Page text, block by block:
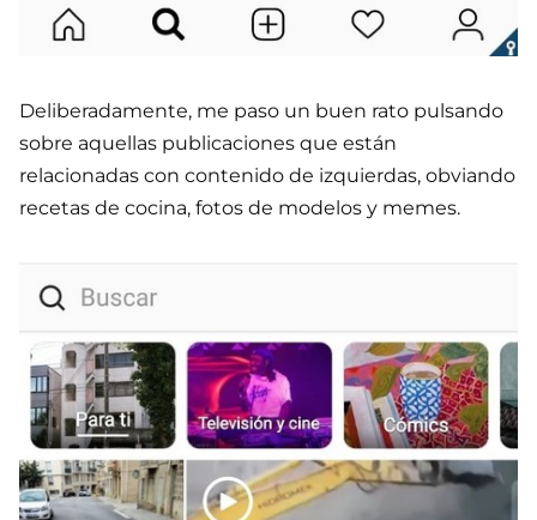
Deliberadamente, me paso un buen rato pulsando
sobre aquellas publicaciones que están
relacionadas con contenido de izquierdas, obviando
recetas de cocina, fotos de modelos y memes.